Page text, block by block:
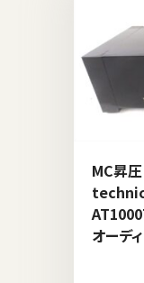
MC昇
オーデ